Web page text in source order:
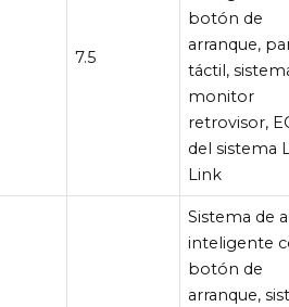
7.5
botón de
arranque,
táctil,
monitor
retrovisor,
del sistema
Link
Sistema de
inteligente
botón de
arranque,